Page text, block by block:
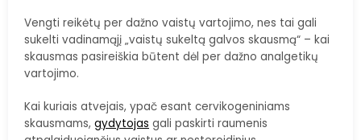
Vengti reikėtų per dažno vaistų vartojimo, nes tai gali
sukelti vadinamąjį „vaistų sukeltą galvos skausmą“ – kai
skausmas pasireiškia būtent dėl per dažno analgetikų
vartojimo.
Kai kuriais atvejais, ypač esant cervikogeniniams
skausmams, gydytojas gali paskirti raumenis